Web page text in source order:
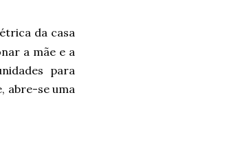
da casa
a mãe e a
para
abre-se uma